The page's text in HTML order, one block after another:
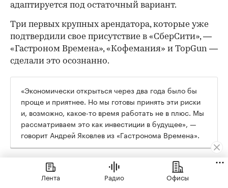
адаптируется под остаточный вариант.
Три первых крупных арендатора, которые уже
подтвердили свое присутствие в «СберСити», —
«Гастроном Времена», «Кофемания» и TopGun —
сделали это осознанно.
«Экономически открыться через два года было бы
проще и приятнее. Но мы готовы принять эти риски
и, возможно, какое-то время работать не в плюс. Мы
рассматриваем это как инвестиции в будущее», —
говорит Андрей Яковлев из «Гастронома Времена».
Их формат в «СберСити» кардинально
отличается от флагманского: там 2000 кв. м и
Лента Радио Офисы